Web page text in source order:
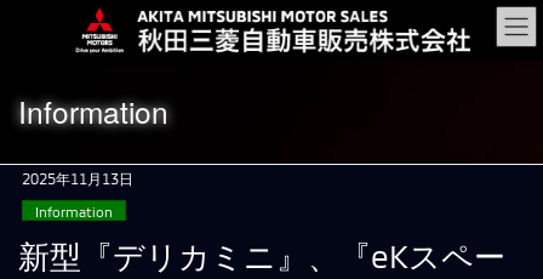
移
ン
Information
2025年11月13日
Information
新型『デリカミニ』、『eKスペー